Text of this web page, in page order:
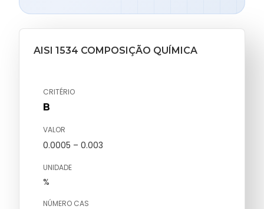
AISI 1534 COMPOSIÇÃO QUÍMICA
CRITÉRIO
B
VALOR
0.0005 – 0.003
UNIDADE
%
NÚMERO CAS